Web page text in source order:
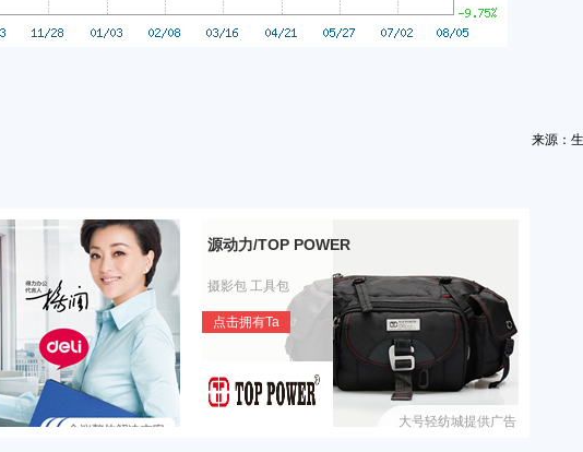
来源：
源动力/TOP POWER
摄影包 工具包
点击拥有Ta
大号轻纺城提供广告